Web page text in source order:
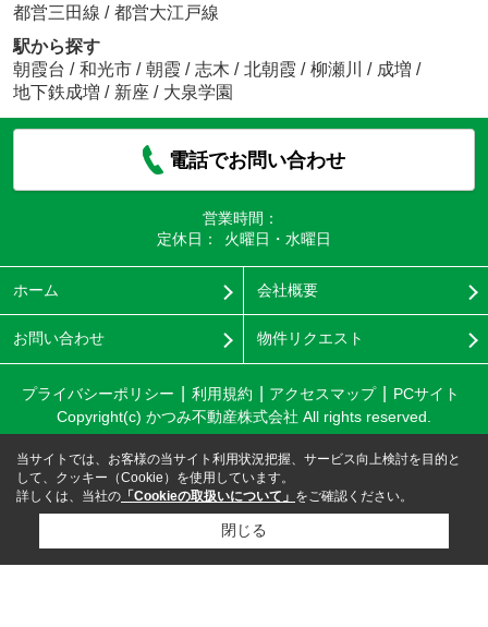
都営三田線 / 都営大江戸線
駅から探す
朝霞台 / 和光市 / 朝霞 / 志木 / 北朝霞 / 柳瀬川 / 成増 /
地下鉄成増 / 新座 / 大泉学園
電話でお問い合わせ
営業時間：
定休日：
火曜日・水曜日
ホーム 会社概要
お問い合わせ 物件リクエスト
プライバシーポリシー 利用規約 アクセスマップ
PCサイト
Copyright(c) かつみ不動産株式会社 All rights reserved.
当サイトでは、お客様の当サイト利用状況把握、サービス向上検討を目的と
して、クッキー（Cookie）を使用しています。
詳しくは、当社の 「Cookieの取扱いについて」 をご確認ください。
閉じる